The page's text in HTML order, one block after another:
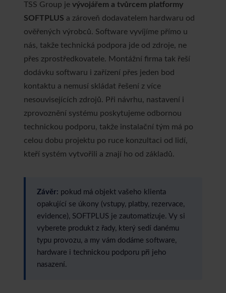
TSS Group je vývojářem a tvůrcem platformy
SOFTPLUS a zároveň dodavatelem hardwaru od
ověřených výrobců. Software vyvíjíme přímo u
nás, takže technická podpora jde od zdroje, ne
přes zprostředkovatele. Montážní firma tak řeší
dodávku softwaru i zařízení přes jeden bod
kontaktu a nemusí skládat řešení z více
nesouvisejících zdrojů. Při návrhu, nastavení i
zprovoznění systému poskytujeme odbornou
technickou podporu, takže instalační tým má po
celou dobu projektu po ruce konzultaci od lidí,
kteří systém vytvořili a znají ho od základů.
Závěr: pokud má objekt vašeho klienta
opakující se úkony (vstupy, platby, rezervace,
evidence), SOFTPLUS je zautomatizuje. Vy si
vyberete produkt z řady, který sedí danému
typu provozu, a my vám dodáme software,
hardware i technickou podporu při jeho
nasazení.